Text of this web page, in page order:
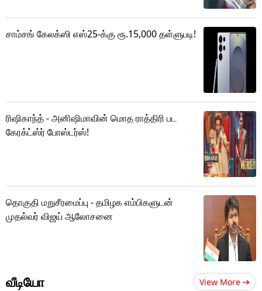
சாம்சங் கேலக்ஸி எஸ்25-க்கு ரூ.15,000 தள்ளுபடி!
ரிஷிகாந்த் - அனிஷிமாவின் மொத ராத்திரி பட
கேரக்ட்ஸ்ர் போஸ்டர்ஸ்!
தொகுதி மறுசீரமைப்பு - தமிழக எம்பிகளுடன்
முதல்வர் விஜய் ஆலோசனை
வீடியோ View More